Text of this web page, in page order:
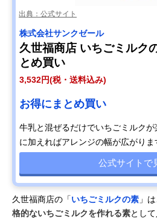
出典：公式サイト
株式会社サンクゼール
久世福商店 いちごミルク
とめ買い
3,532円(税・送料込み)
お得にまとめ買い
牛乳と混ぜるだけでいちごミルク
に加えればアレンジの幅が広がりま
公式サイトで
久世福商店の「いちごミルクの素 」
格的ないちごミルクを作れる素とし